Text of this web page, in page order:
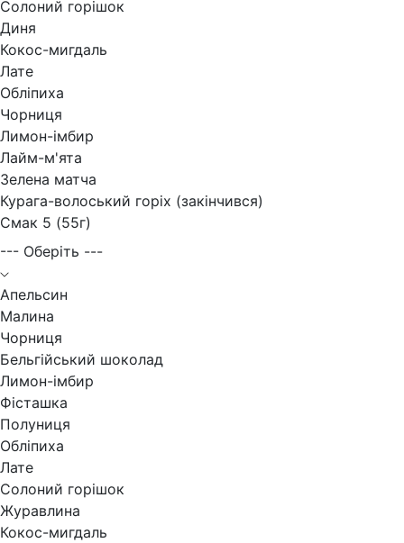
Солоний горішок
Диня
Кокос-мигдаль
Лате
Обліпиха
Чорниця
Лимон-імбир
Лайм-м'ята
Зелена матча
Курага-волоський горіх (закінчився)
Смак 5 (55г)
--- Оберіть ---
Апельсин
Малина
Чорниця
Бельгійський шоколад
Лимон-імбир
Фісташка
Полуниця
Обліпиха
Лате
Солоний горішок
Журавлина
Кокос-мигдаль